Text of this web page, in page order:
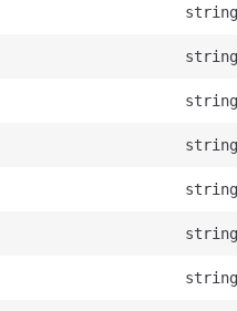
string
string
string
string
string
string
string